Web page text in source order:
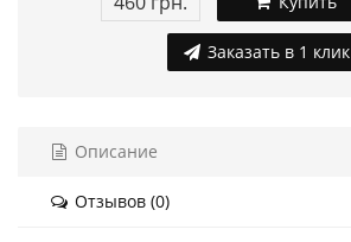
Заказать в 1 клик
Описание
Отзывов (0)